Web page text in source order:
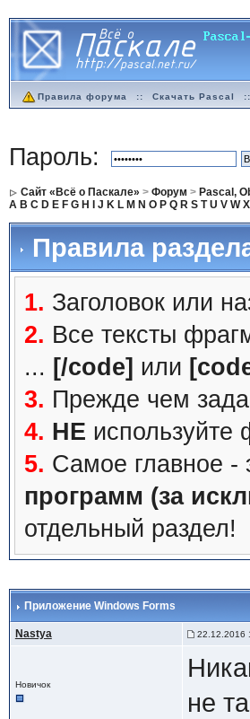
Правила форума :: Скачать Pascal ::
Пароль:
Сайт «Всё о Паскале» > Форум > Pascal,
A B C D E F G H J K L M N O P Q R S T U V W X
Правила
1. Заголовок или
2. Все тексты
... [/code] или
3. Прежде чем
4. НЕ
5. Самое главное -
программ (за
отдельный раздел!
Приложение Windows Forms
Nastya 22.12.2016
Новичок
не